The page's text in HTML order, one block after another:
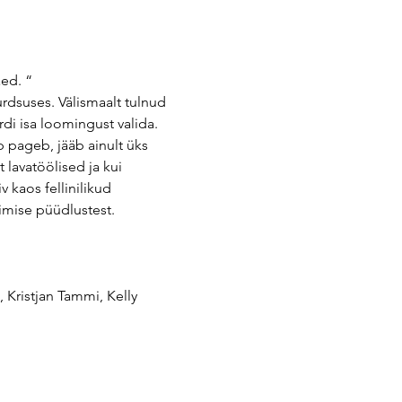
“
Välismaalt tulnud
isa loomingust valida.
pageb, jääb ainult üks
lavatöölised ja kui
kaos fellinilikud
püüdlustest.
Tammi, Kelly